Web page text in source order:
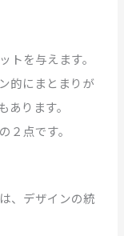
トを与えます。
的にまとまりが
ります。
２点です。
、デザインの統